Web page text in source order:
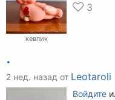
кевпик
3
.
2 нед. назад от Leotaroli
Войдите